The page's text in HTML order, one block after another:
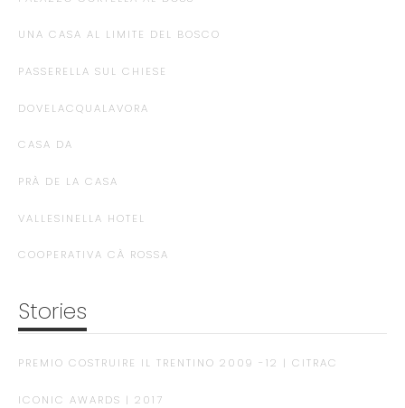
UNA CASA AL LIMITE DEL BOSCO
PASSERELLA SUL CHIESE
DOVELACQUALAVORA
CASA DA
PRÀ DE LA CASA
VALLESINELLA HOTEL
COOPERATIVA CÀ ROSSA
Stories
PREMIO COSTRUIRE IL TRENTINO 2009 -12 | CITRAC
ICONIC AWARDS | 2017